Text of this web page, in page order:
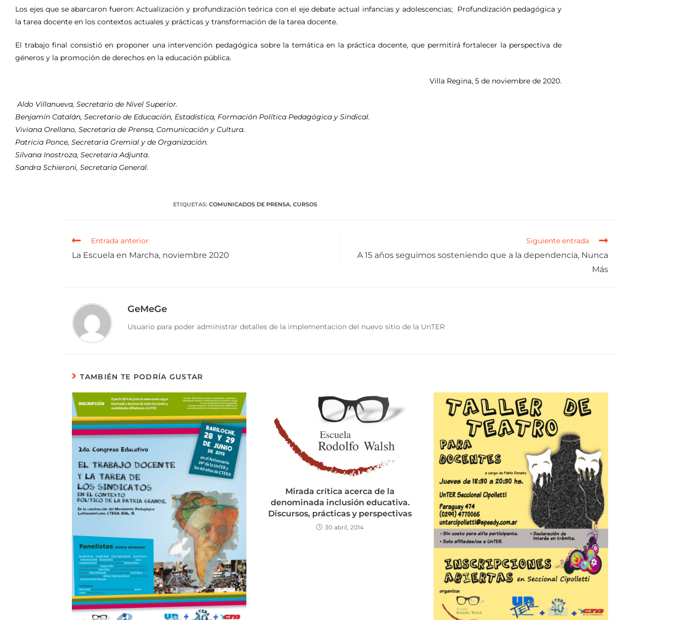
Los ejes que se abarcaron fueron: Actualización y profundización teórica con el eje debate actual infancias y adolescencias; Profundización pedagógica y
la tarea docente en los contextos actuales y prácticas y transformación de la tarea docente.
El trabajo final consistió en proponer una intervención pedagógica sobre la temática en la práctica docente, que permitirá fortalecer la perspectiva de
géneros y la promoción de derechos en la educación pública.
Villa Regina, 5 de noviembre de 2020.
Aldo Villanueva, Secretario de Nivel Superior.
Benjamín Catalán, Secretario de Educación, Estadística, Formación Política Pedagógica y Sindical.
Viviana Orellano, Secretaria de Prensa, Comunicación y Cultura.
Patricia Ponce, Secretaria Gremial y de Organización.
Silvana Inostroza, Secretaria Adjunta.
Sandra Schieroni, Secretaria General.
ETIQUETAS: COMUNICADOS DE PRENSA, CURSOS
Entrada anterior
La Escuela en Marcha, noviembre 2020
Siguiente entrada
A 15 años seguimos sosteniendo que a la dependencia, Nunca
Más
GeMeGe
Usuario para poder administrar detalles de la implementacion del nuevo sitio de la UnTER
TAMBIÉN TE PODRÍA GUSTAR
Mirada crítica acerca de la
denominada inclusión educativa.
Discursos, prácticas y perspectivas
30 abril, 2014